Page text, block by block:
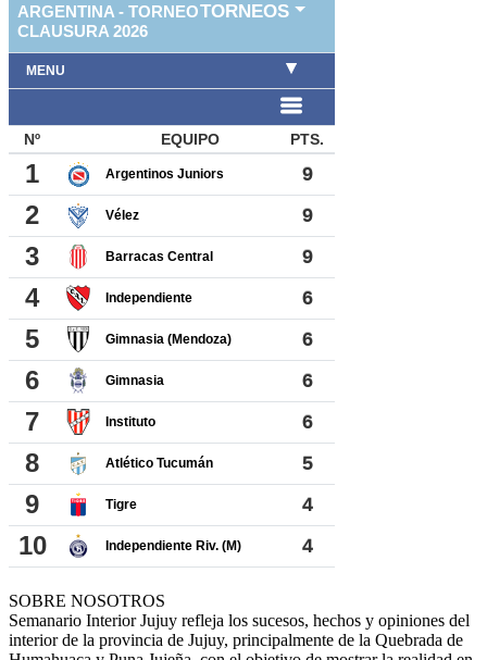
SOBRE NOSOTROS
Semanario Interior Jujuy refleja los sucesos, hechos y opiniones del
interior de la provincia de Jujuy, principalmente de la Quebrada de